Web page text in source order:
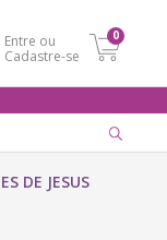
Entre ou
Cadastre-se
0
DE JESUS